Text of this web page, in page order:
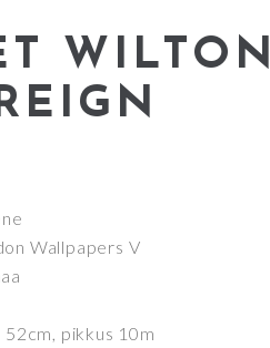
WILTON
Wallpapers V
52cm, pikkus 10m